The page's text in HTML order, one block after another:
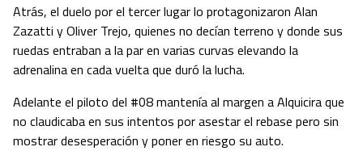
Atrás, el duelo por el tercer lugar lo protagonizaron Alan
Zazatti y Oliver Trejo, quienes no decían terreno y donde sus
ruedas entraban a la par en varias curvas elevando la
adrenalina en cada vuelta que duró la lucha.
Adelante el piloto del #08 mantenía al margen a Alquicira que
no claudicaba en sus intentos por asestar el rebase pero sin
mostrar desesperación y poner en riesgo su auto.